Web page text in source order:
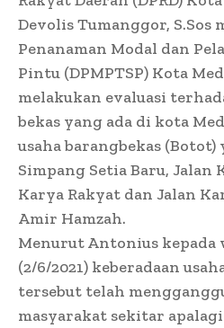
Devolis Tumanggor, S.Sos
Penanaman Modal dan
Pintu (DPMPTSP) Kota
melakukan evaluasi
bekas yang ada di kota
usaha barangbekas
Simpang Setia Baru, Jalan
Karya Rakyat dan Jalan
Amir Hamzah.
Menurut Antonius kepada
(2/6/2021) keberadaan
tersebut telah
masyarakat sekitar